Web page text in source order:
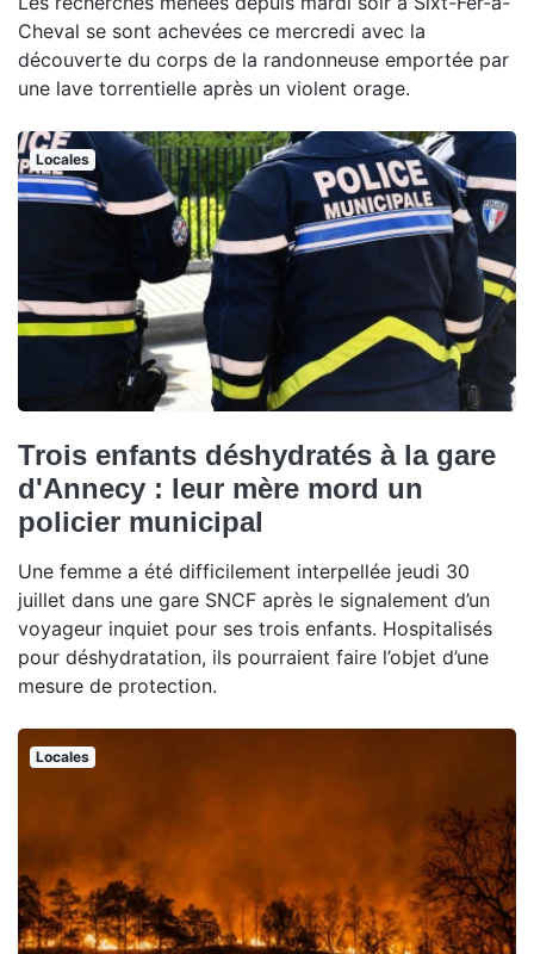
Cheval se sont achevées ce mercredi avec la
découverte du corps de la randonneuse emportée par
une lave torrentielle après un violent orage.
Locales
Trois enfants déshydratés à la gare
d'Annecy : leur mère mord un
policier municipal
Une femme a été difficilement interpellée jeudi 30
juillet dans une gare SNCF après le signalement d’un
voyageur inquiet pour ses trois enfants. Hospitalisés
pour déshydratation, ils pourraient faire l’objet d’une
mesure de protection.
Locales